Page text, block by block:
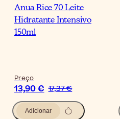
Anua Rice 70 Leite
Hidratante Intensivo
150ml
Preço
13,90 € 17,37 €
Adicionar